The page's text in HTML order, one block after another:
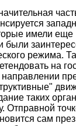
имели еще
были
режима.
на
таких
Отправной
сам